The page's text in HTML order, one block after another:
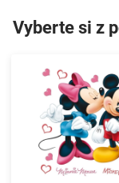
Vyberte si z